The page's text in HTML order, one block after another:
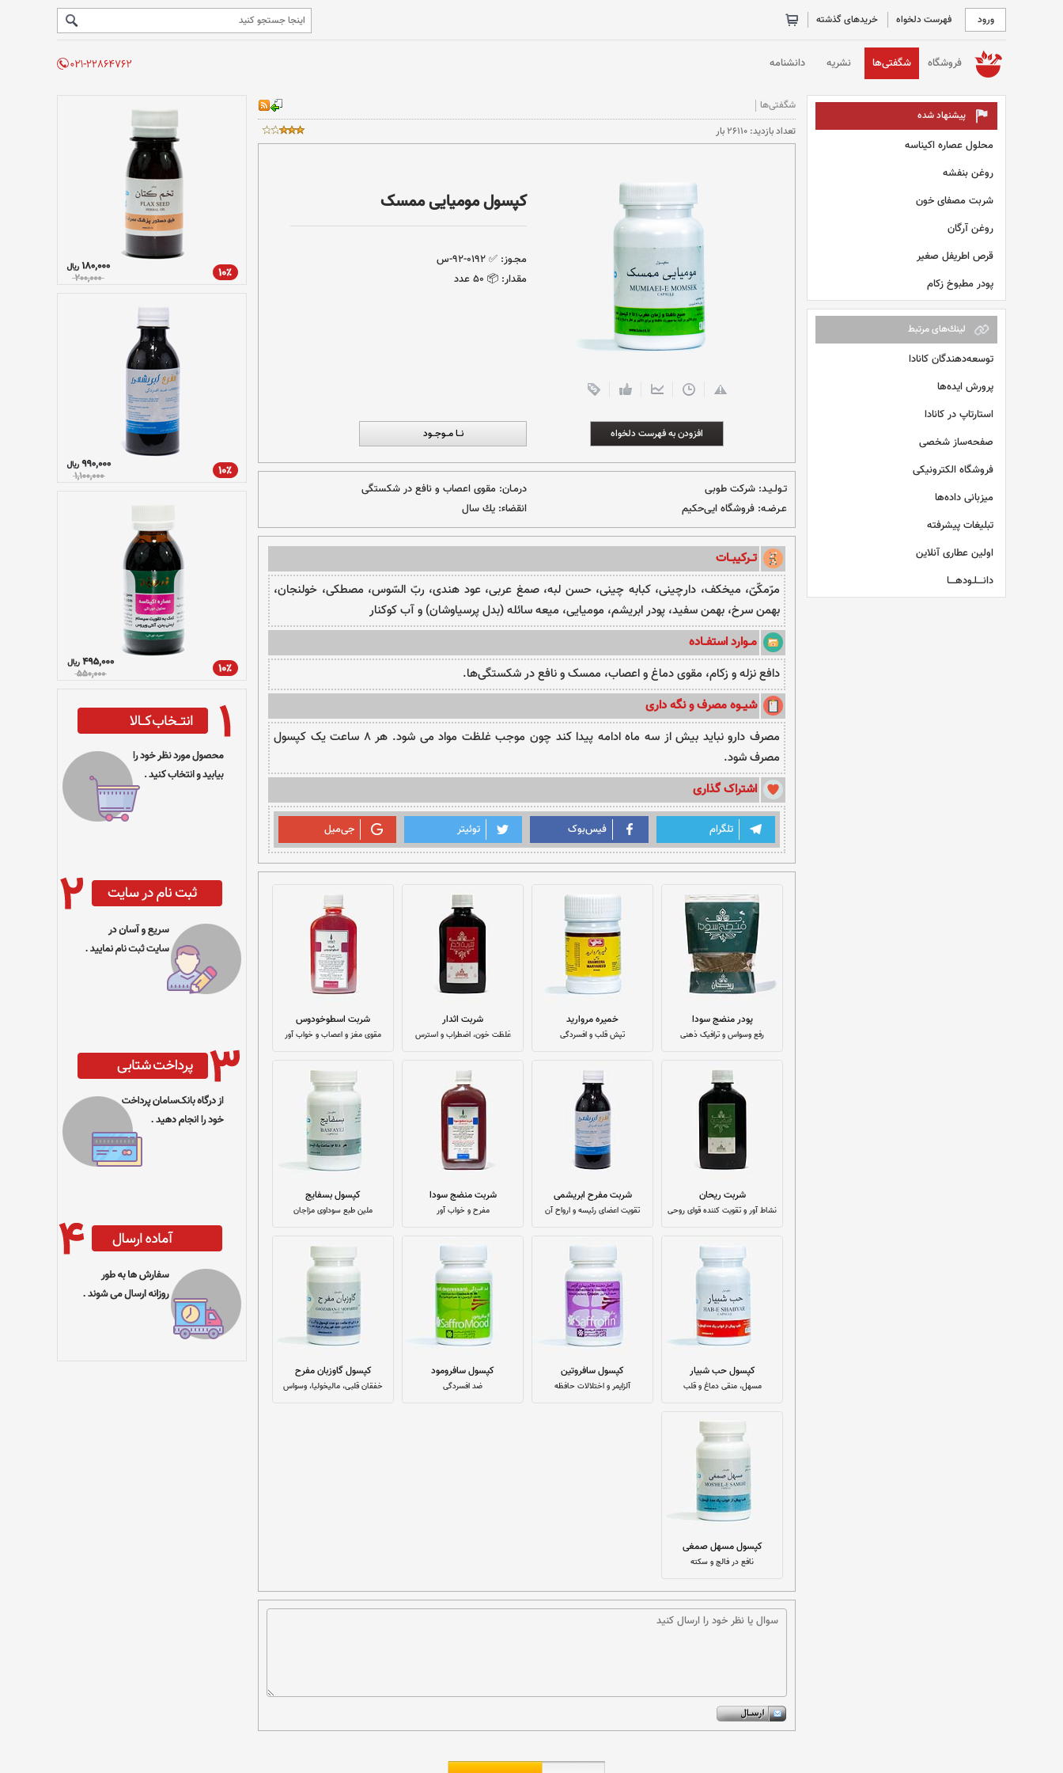
ورود فهرست دلخواه خریدهای گذشته
خانه فروشگاه شگفتی‌ها نشریه دانشنامه
پیشنهاد شده
محلول عصاره اکیناسه
روغن بنفشه
شربت مصفای خون
روغن آرگان
قرص اطریفل صغیر
پودر مطبوخ زکام
لينك‌های مرتبط
توسعه‌دهندگان کانادا
پرورش ایده‌ها
استارتاپ در کانادا
صفحه‌ساز شخصی
فروشگاه الکترونیکی
میزبانی داده‌ها
تبلیغات پیشرفته
اولین عطاری آنلاین
دانــــلـودهــــا
شگفتی‌ها
تعداد بازديد: 26110 بار
کپسول مومیایی ممسک
مجـوز: ✅ ٠١٩٢-٩٢-س
مقدار: 📦 ٥٠ عدد
افزودن به فهرست دلخواه نــا مــوجــود
تـولـیـد: شرکت طوبی
عـرضـه: فروشگاه ‌ایی‌حکیم
درمـان: مقوی اعصاب و نافع در شکستگی
انقضاء: یك سال
تــرکیبــات
مرّمکّیّ، میخکف، دارچینی، کبابه چینی، حسن لبه، صمغ عربی، عود هندی، ربّ السّوس، مصطکی، خولنجان،
بهمن سرخ، بهمن سفید، پودر ابریشم، مومیایی، میعه سائله (بدل پرسیاوشان) و آب کوکنار
مــوارد استفــاده
دافع نزله و زکام، مقوی دماغ و اعصاب، ممسک و نافع در شکستگی‌ها.
شیــوه مصرف و نگه داری
مصرف دارو نباید بیش از سه ماه ادامه پیدا کند چون موجب غلظت مواد می شود. هر ۸ ساعت یک کپسول
مصرف شود.
اشتراک گذاری
تلگرام فیس‌بوک توئیتر جی‌میل‌
پودر منضج سودا
رفع وسواس و ترافیک ذهنی
خمیره مروارید
تپش قلب و افسردگی
شربت اثدار
غلظت خون، اضطراب و استرس
شربت اسطوخودوس
مقوی مغز و اعصاب و خواب آور
شربت ریحان
نشاط آور و تقویت کننده قوای روحی
شربت مفرح ابریشمی
تقویت اعضای رئیسه و ارواح آن
شربت منضج سودا
مفرح و خواب آور
کپسول بسفایج
ملین طبع سوداوی مزاجان
کپسول حب شبیار
مسهل، منقی دماغ و قلب
کپسول سافروتین
آلزایمر و اختلالات حافظه
کپسول سافرومود
ضد افسردگی
کپسول گاوزبان مفرح
خفقان قلبی، مالیخولیا، وسواس
کپسول مسهل صمغی
نافع در فالج و سکته